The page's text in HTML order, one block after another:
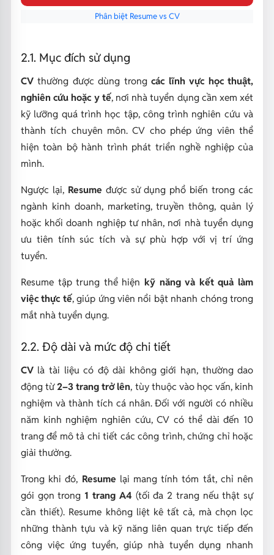
Phân biệt Resume vs CV
2.1. Mục đích sử dụng
CVthường được dùng trongcác lĩnh vực học thuật,
nghiên cứu hoặc y tế, nơi nhà tuyển dụng cần xem xét
kỹ lưỡng quá trình học tập, công trình nghiên cứu và
thành tích chuyên môn. CV cho phép ứng viên thể
hiện toàn bộ hành trình phát triển nghề nghiệp của
mình.
Ngược lại, Resume được sử dụng phổ biến trong các
ngành kinh doanh, marketing, truyền thông, quản lý
hoặc khối doanh nghiệp tư nhân, nơi nhà tuyển dụng
ưu tiên tính súc tích và sự phù hợp với vị trí ứng
tuyển.
Resume tập trung thể hiện kỹ năng và kết quả làm
việc thực tế, giúp ứng viên nổi bật nhanh chóng trong
mắt nhà tuyển dụng.
2.2. Độ dài và mức độ chi tiết
CVlà tài liệu có độ dài không giới hạn, thường dao
động từ2–3 trang trở lên, tùy thuộc vào học vấn, kinh
nghiệm và thành tích cá nhân. Đối với người có nhiều
năm kinh nghiệm nghiên cứu, CV có thể dài đến 10
trang để mô tả chi tiết các công trình, chứng chỉ hoặc
giải thưởng.
Trong khi đó, Resume lại mang tính tóm tắt, chỉ nên
gói gọn trong 1 trang A4 (tối đa 2 trang nếu thật sự
cần thiết). Resume không liệt kê tất cả, mà chọn lọc
những thành tựu và kỹ năng liên quan trực tiếp đến
công việc ứng tuyển, giúp nhà tuyển dụng nhanh